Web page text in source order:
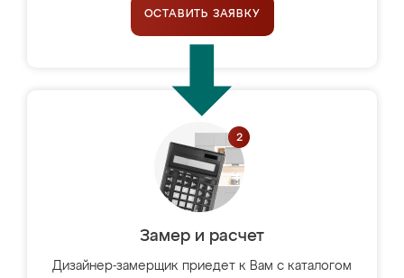
ОСТАВИТЬ ЗАЯВКУ
Замер и расчет
Дизайнер-замерщик приедет к Вам с каталогом